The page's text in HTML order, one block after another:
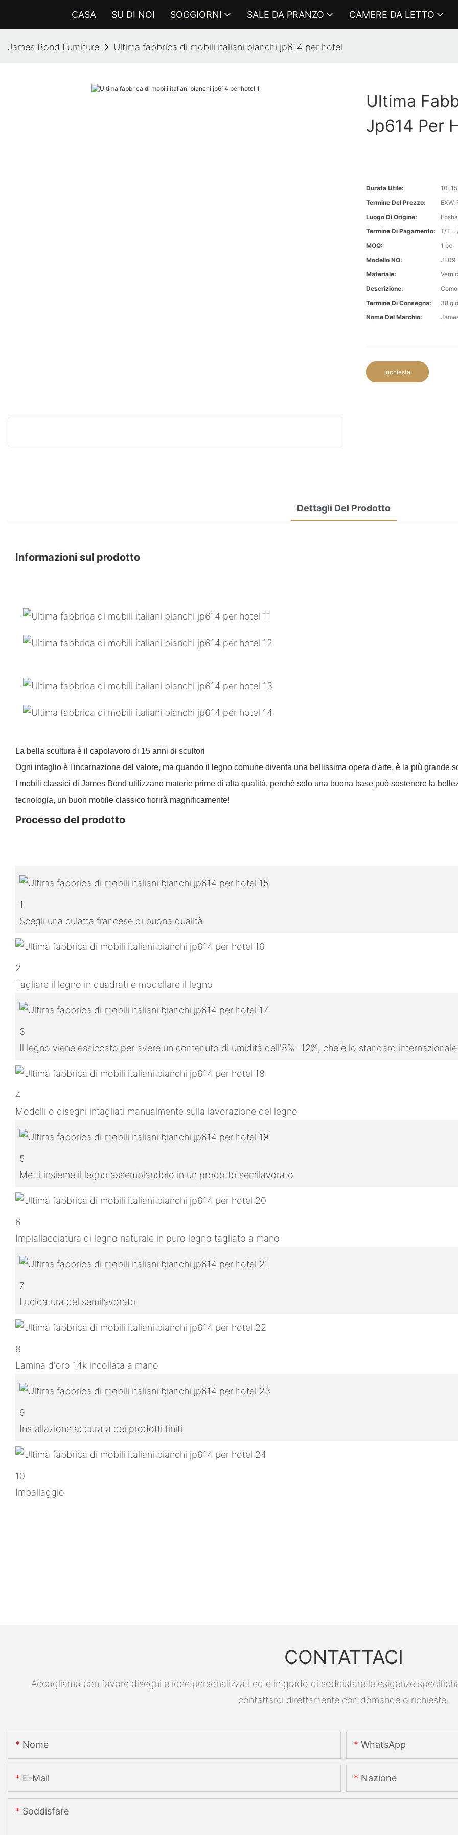
CASA SU DI NOI SOGGIORNI SALE DA PRANZO CAMERE DA LETTO
James Bond Furniture Ultima fabbrica di mobili italiani bianchi jp614 per hotel
Ultima
Jp614 Per
Durata Utile:
10-
Termine Del Prezzo:
EXW,
Luogo Di Origine:
Termine Di Pagamento:
T/T,
MOQ:
1 pc
Modello NO:
JF09
Materiale:
Descrizione:
Termine Di Consegna:
38
Nome Del Marchio:
inchiesta
Dettagli Del Prodotto
Informazioni sul prodotto
La bella scultura è il capolavoro di 15 anni di scultori
Ogni intaglio è l'incarnazione del valore, ma quando il legno comune diventa una bellissima opera d'arte, è la più grande
I mobili classici di James Bond utilizzano materie prime di alta qualità, perché solo una buona base può sostenere la
tecnologia, un buon mobile classico fiorirà magnificamente!
Processo del prodotto
1
Scegli una culatta francese di buona qualità
2
Tagliare il legno in quadrati e modellare il legno
3
Il legno viene essiccato per avere un contenuto di umidità dell'8% -12%, che è lo standard
4
Modelli o disegni intagliati manualmente sulla lavorazione del legno
5
Metti insieme il legno assemblandolo in un prodotto semilavorato
6
Impiallacciatura di legno naturale in puro legno tagliato a mano
7
Lucidatura del semilavorato
8
Lamina d'oro 14k incollata a mano
9
Installazione accurata dei prodotti finiti
10
Imballaggio
CONTATTACI
Accogliamo con favore disegni e idee personalizzati ed è in grado di soddisfare le esigenze
contattarci direttamente con domande o richieste.
Nome WhatsApp
E-Mail Nazione
Soddisfare